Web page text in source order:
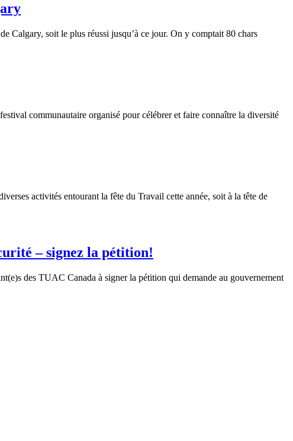
de Calgary, soit le plus réussi jusqu’à ce jour. On y comptait 80 chars
communautaire organisé pourcélébreret faire connaître la diversité
activités entourant la fête du Travail cette année, soit à la tête de
– signez la pétition!
(e)s des TUAC Canada à signer la pétition qui demande au gouvernement